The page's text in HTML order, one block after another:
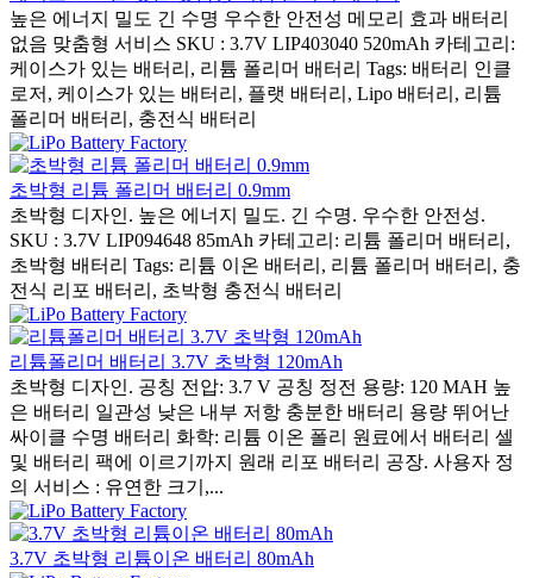
높은 에너지 밀도 긴 수명 우수한 안전성 메모리 효과 배터리
없음 맞춤형 서비스 SKU : 3.7V LIP403040 520mAh 카테고리:
케이스가 있는 배터리, 리튬 폴리머 배터리 Tags: 배터리 인클
로저, 케이스가 있는 배터리, 플랫 배터리, Lipo 배터리, 리튬
폴리머 배터리, 충전식 배터리
초박형 리튬 폴리머 배터리 0.9mm
초박형 디자인. 높은 에너지 밀도. 긴 수명. 우수한 안전성.
SKU : 3.7V LIP094648 85mAh 카테고리: 리튬 폴리머 배터리,
초박형 배터리 Tags: 리튬 이온 배터리, 리튬 폴리머 배터리, 충
전식 리포 배터리, 초박형 충전식 배터리
리튬폴리머 배터리 3.7V 초박형 120mAh
초박형 디자인. 공칭 전압: 3.7 V 공칭 정전 용량: 120 MAH 높
은 배터리 일관성 낮은 내부 저항 충분한 배터리 용량 뛰어난
싸이클 수명 배터리 화학: 리튬 이온 폴리 원료에서 배터리 셀
및 배터리 팩에 이르기까지 원래 리포 배터리 공장. 사용자 정
의 서비스 : 유연한 크기,...
3.7V 초박형 리튬이온 배터리 80mAh